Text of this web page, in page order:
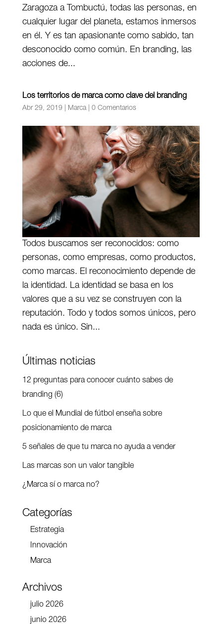
Zaragoza a Tombuctú, todas las personas, en
cualquier lugar del planeta, estamos inmersos
en él. Y es tan apasionante como sabido, tan
desconocido como común. En branding, las
acciones de...
Los territorios de marca como clave del branding
Abr 29, 2019| Marca| 0 Comentarios
Todos buscamos ser reconocidos: como
personas, como empresas, como productos,
como marcas. El reconocimiento depende de
la identidad. La identidad se basa en los
valores que a su vez se construyen con la
reputación. Todo y todos somos únicos, pero
nada es único. Sin...
Últimas noticias
12 preguntas para conocer cuánto sabes de
branding (6)
Lo que el Mundial de fútbol enseña sobre
posicionamiento de marca
5 señales de que tu marca no ayuda a vender
Las marcas son un valor tangible
¿Marca sí o marca no?
Categorías
Estrategia
Innovación
Marca
Archivos
julio 2026
junio 2026